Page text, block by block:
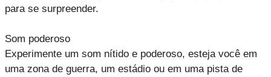
para se surpreender.
Som poderoso
Experimente um som nítido e poderoso, esteja você em
uma zona de guerra, um estádio ou em uma pista de